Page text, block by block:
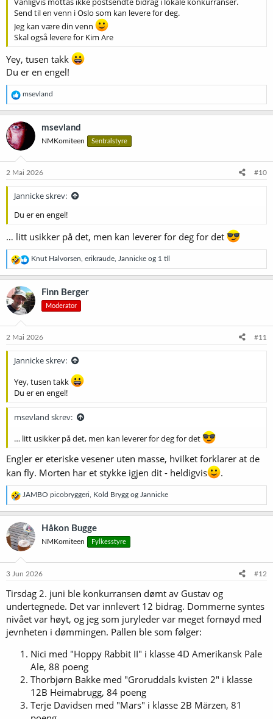
Send til en venn i Oslo som kan levere for deg.
Jeg kan være din venn
Skal også levere for Kim Are
Yey, tusen takk
Du er en engel!
R
e
a
k
s
j
o
e
msevland
msevland
NMKomiteen Sentralstyre
2 Mai 2026 #10
Jannicke skrev:
Du er en engel!
… litt usikker på det, men kan leverer for deg for det
R
e
a
s
j
n
e
Knut Halvorsen erikraude Jannicke og 1 til
Finn Berger
Moderator
2 Mai 2026 #11
Jannicke skrev:
Yey, tusen takk
Du er en engel!
msevland skrev:
… litt usikker på det, men kan leverer for deg for det
Engler er eteriske vesener uten masse, hvilket forklarer at de
kan fly. Morten har et stykke igjen dit - heldigvis
.
R
e
a
k
s
j
o
e
:
JAMBO picobryggeri Kold Brygg og Jannicke
Håkon Bugge
NMKomiteen Fylkesstyre
3 Jun 2026 #12
Tirsdag 2. juni ble konkurransen dømt av Gustav og
undertegnede. Det var innlevert 12 bidrag. Dommerne syntes
nivået var høyt, og jeg som juryleder var meget fornøyd med
jevnheten i dømmingen. Pallen ble som følger:
Nici med "Hoppy Rabbit II" i klasse 4D Amerikansk Pale
Ale, 88 poeng
Thorbjørn Bakke med "Groruddals kvisten 2" i klasse
12B Heimabrugg, 84 poeng
Terje Davidsen med "Mars" i klasse 2B Märzen, 81